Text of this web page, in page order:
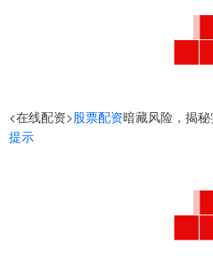
<在线配资>股票配资暗藏风险，揭
提示